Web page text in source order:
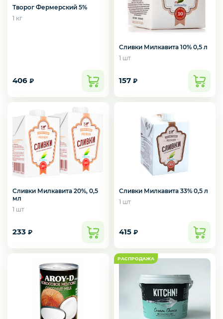
Приправы и специи
Масло
Напитки
Подарочные наборы из ягод и фруктов
Творог Фермерский 5%
1 кг
406 ₽
Сливки Милкавита 10% 0,5 л
1 шт
157 ₽
Сливки Милкавита 20%, 0,5
мл
1 шт
233 ₽
Сливки Милкавита 33% 0,5 л
1 шт
415 ₽